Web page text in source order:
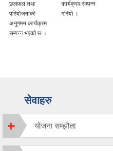
छलफल तथा
परियोजनाको
अनुगमन कार्यक्रम
सम्पन्न भएको छ ।
कार्यक्रम सम्पन्न
गरियाे ।
सेवाहरु
योजना सम्झौता